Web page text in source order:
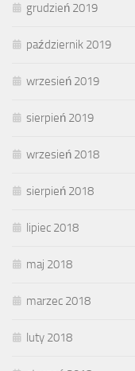
grudzień 2019
październik 2019
wrzesień 2019
sierpień 2019
wrzesień 2018
sierpień 2018
lipiec 2018
maj 2018
marzec 2018
luty 2018